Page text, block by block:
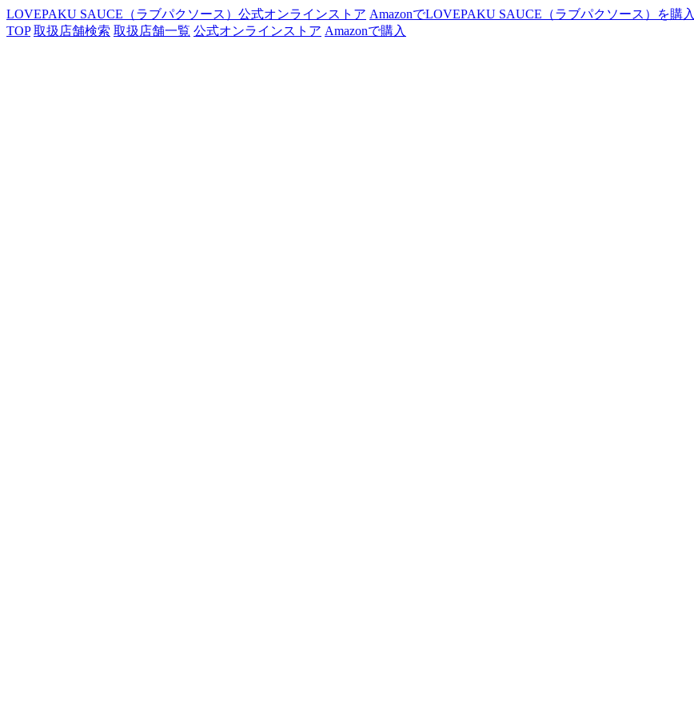
LOVEPAKU SAUCE（ラブパクソース）公式オンラインストア AmazonでLOVEPAKU SAUCE（ラブパクソース）を購入
TOP 取扱店舗検索 取扱店舗一覧 公式オンラインストア Amazonで購入